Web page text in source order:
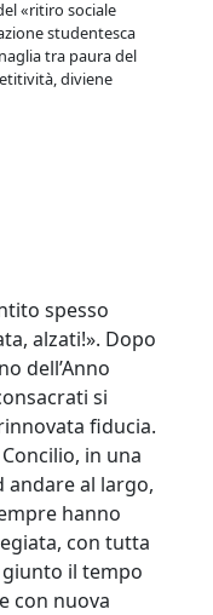
«ritiro sociale
studentesca
tra paura del
diviene
spesso
alzati!». Dopo
dell’Anno
si
fiducia.
in una
andare al largo,
hanno
con tutta
giunto il tempo
con nuova